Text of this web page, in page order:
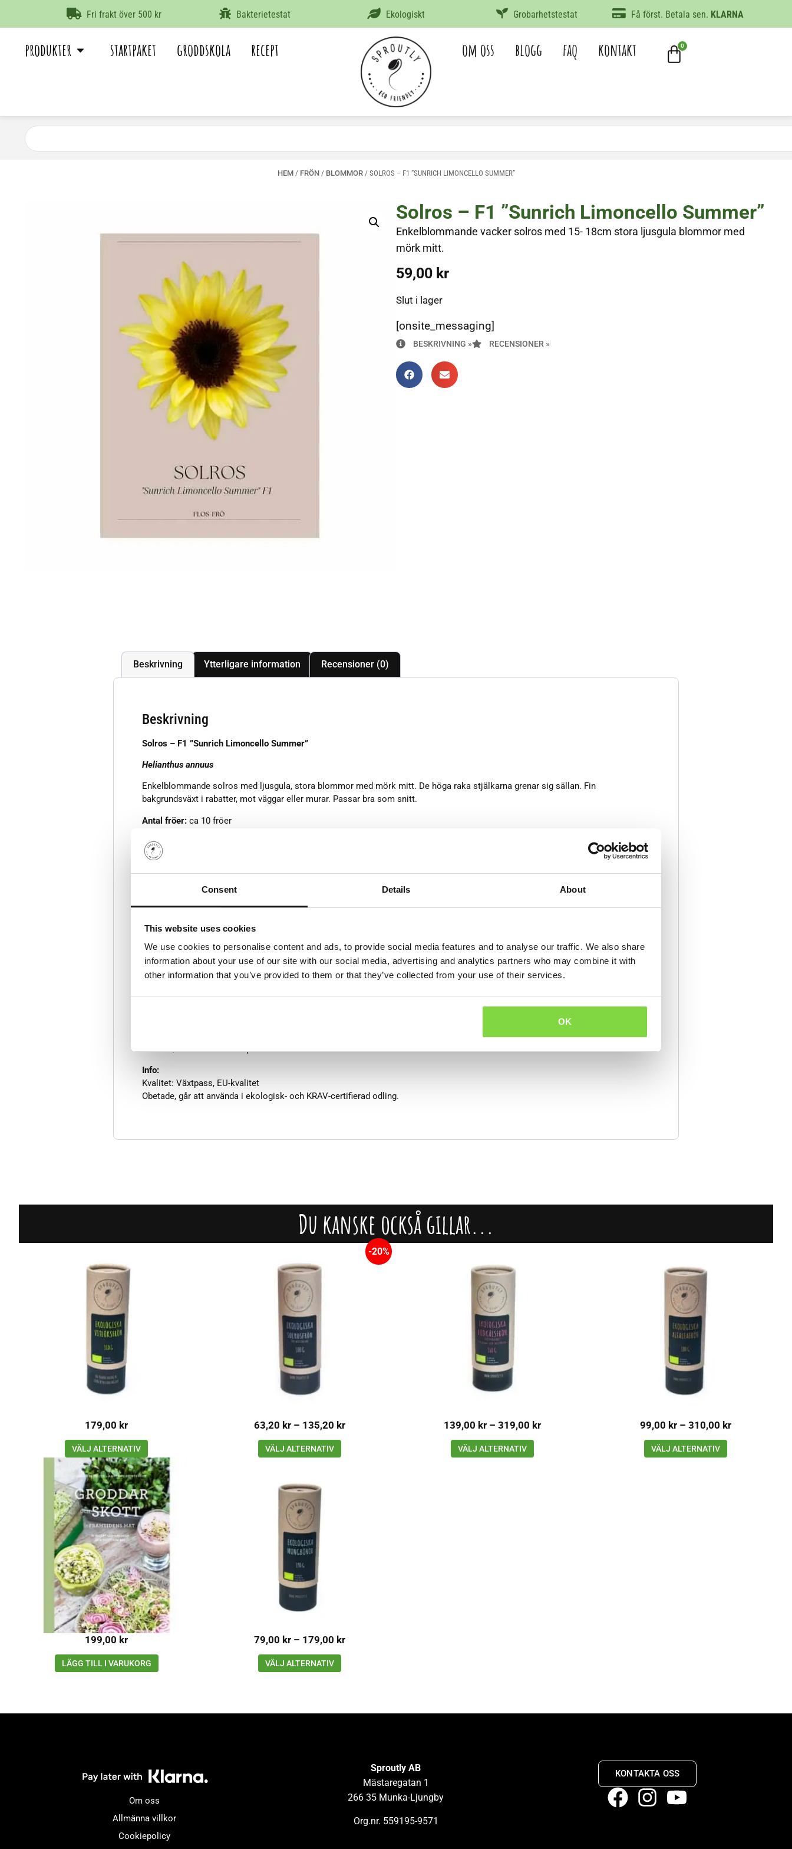
Consent Details About
This website uses cookies
We use cookies to personalise content and ads, to provide social media features and to analyse our traffic. We also share
information about your use of our site with our social media, advertising and analytics partners who may combine it with
other information that you’ve provided to them or that they’ve collected from your use of their services.
OK
Fri frakt över 500 kr Bakterietestat Ekologiskt Grobarhetstestat Få först. Betala sen. KLARNA
produkter startpaket groddskola recept om oss blogg faq kontakt 0
HEM/ FRÖN/ BLOMMOR/ SOLROS – F1 ”SUNRICH LIMONCELLO SUMMER”
Solros – F1 ”Sunrich Limoncello Summer”
Enkelblommande vacker solros med 15- 18cm stora ljusgula blommor med
mörk mitt.
59,00 kr
Slut i lager
[onsite_messaging]
BESKRIVNING » RECENSIONER »
Beskrivning Ytterligare information Recensioner (0)
Beskrivning
Solros – F1 ”Sunrich Limoncello Summer”
Helianthus annuus
Enkelblommande solros med ljusgula, stora blommor med mörk mitt. De höga raka stjälkarna grenar sig sällan. Fin
bakgrundsväxt i rabatter, mot väggar eller murar. Passar bra som snitt.
Antal fröer: ca 10 fröer
Egenskaper:
Höjd: ca 150- 180cm
Årighet: Halvhärdig annuell/Ettårig
Såtid: Mars/april förodling maj/juni direktsådd
Rådjursresistent
Odling:
jorden är uppvärmd. Vattna jorden före sådd och håll fuktigt under grotiden.
Info:
Kvalitet: Växtpass, EU-kvalitet
Obetade, går att använda i ekologisk- och KRAV-certifierad odling.
Du kanske också gillar...
179,00 kr
VÄLJ ALTERNATIV
-20%
63,20 kr – 135,20 kr
VÄLJ ALTERNATIV
139,00 kr – 319,00 kr
VÄLJ ALTERNATIV
99,00 kr – 310,00 kr
VÄLJ ALTERNATIV
199,00 kr
LÄGG TILL I VARUKORG
79,00 kr – 179,00 kr
VÄLJ ALTERNATIV
Om oss
Allmänna villkor
Cookiepolicy
Sproutly AB
Mästaregatan 1
266 35 Munka-Ljungby
Org.nr. 559195-9571
KONTAKTA OSS